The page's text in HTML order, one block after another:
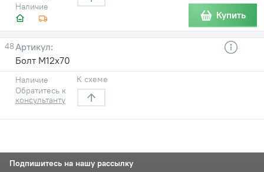
Наличие
Купить
48
Болт М12х70
Наличие
Обратитесь к
консультанту
К схеме
Подпишитесь на нашу рассылку